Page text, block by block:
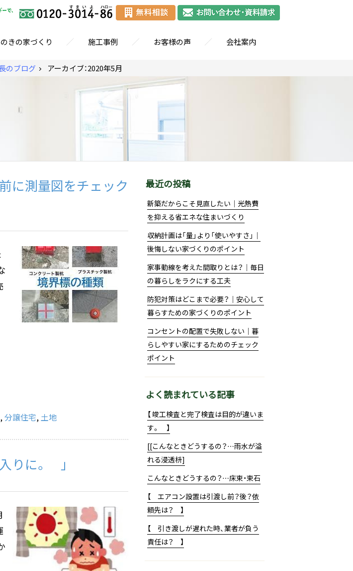
きの家づくり ／ 施工事例 ／ お客様の声 ／ 会社案内
のブログ アーカイブ：2020年5月
に測量図をチェック
,分譲住宅,土地
りに。 」
最近の投稿
新築だからこそ見直したい｜光熱費
を抑える省エネな住まいづくり
収納計画は「量」より「使いやすさ」｜
後悔しない家づくりのポイント
家事動線を考えた間取りとは？｜毎日
の暮らしをラクにする工夫
防犯対策はどこまで必要？｜安心して
暮らすための家づくりのポイント
コンセントの配置で失敗しない｜暮
らしやすい家にするためのチェック
ポイント
よく読まれている記事
【 竣工検査と完了検査は目的が違いま
す。 】
[[こんなときどうするの？…雨水が溢
れる浸透枡]
こんなときどうするの？…床束・束石
【 エアコン設置は引渡し前？後？依
頼先は？ 】
【 引き渡しが遅れた時、業者が負う
責任は？ 】